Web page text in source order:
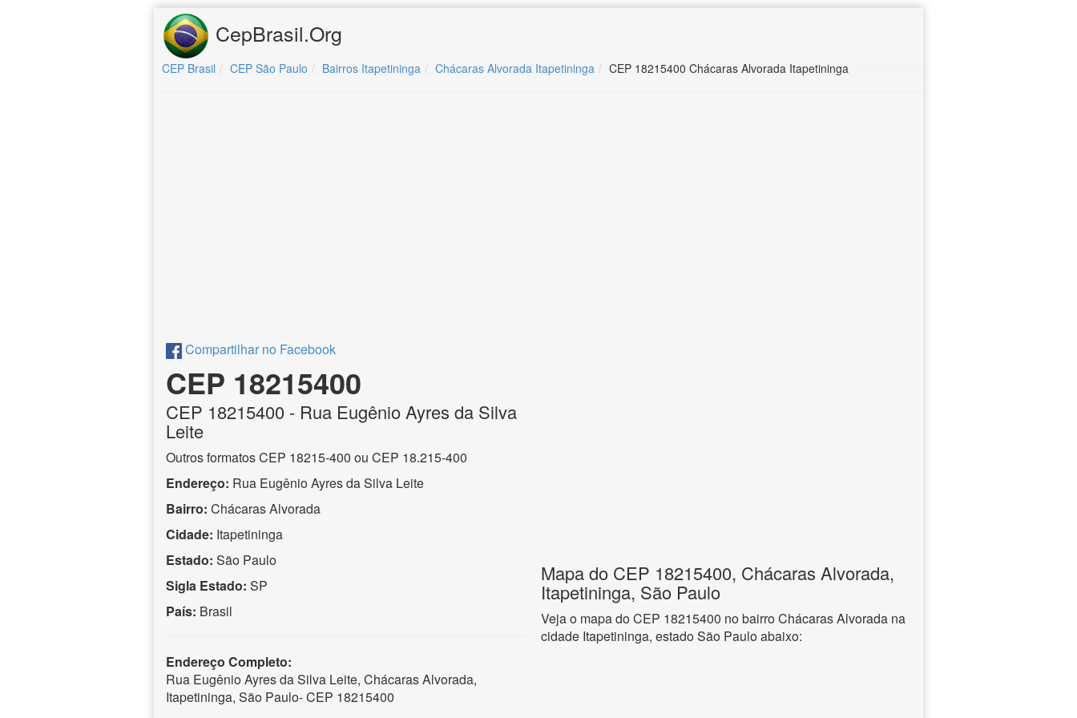
CepBrasil.Org
CEP Brasil CEP São Paulo Bairros Itapetininga Chácaras Alvorada Itapetininga CEP 18215400 Chácaras Alvorada Itapetininga
Compartilhar no Facebook
CEP 18215400
CEP 18215400 - Rua Eugênio Ayres da Silva
Leite
Outros formatos CEP 18215-400 ou CEP 18.215-400
Endereço: Rua Eugênio Ayres da Silva Leite
Bairro: Chácaras Alvorada
Cidade: Itapetininga
Estado: São Paulo
Sigla Estado: SP
País: Brasil
Endereço Completo:
Rua Eugênio Ayres da Silva Leite, Chácaras Alvorada,
Itapetininga, São Paulo- CEP 18215400
Mapa do CEP 18215400, Chácaras Alvorada,
Itapetininga, São Paulo
Veja o mapa do CEP 18215400 no bairro Chácaras Alvorada na
cidade Itapetininga, estado São Paulo abaixo: